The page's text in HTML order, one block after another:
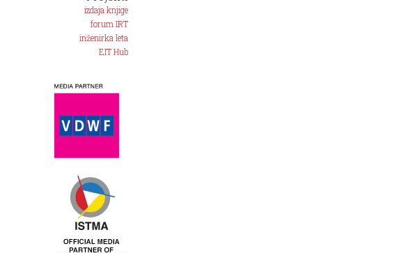
izdaja knjige
forum IRT
inženirka leta
EIT Hub